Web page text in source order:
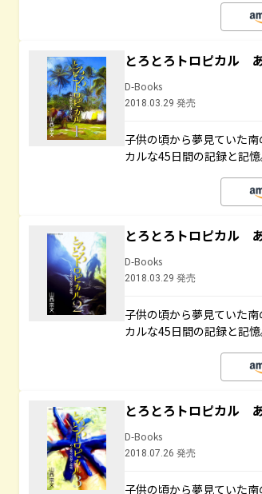
とろとろトロピカル
D-Books
2018.03.29 発売
子供の頃から夢見ていた
カルな45日間の記録と記憶
とろとろトロピカル
D-Books
2018.03.29 発売
子供の頃から夢見ていた
カルな45日間の記録と記憶
とろとろトロピカル
D-Books
2018.07.26 発売
子供の頃から夢見ていた